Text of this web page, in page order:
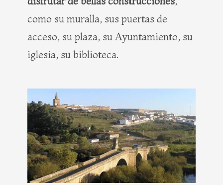
como su muralla, sus puertas de
acceso, su plaza, su Ayuntamiento, su
iglesia, su biblioteca.